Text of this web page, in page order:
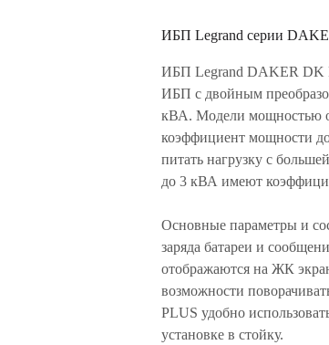
ИБП Legrand серии
ИБП Legrand DAKER DK
ИБП с двойным
кВА. Модели мощностью
коэффициент мощности
питать нагрузку с
до 3 кВА имеют
Основные параметры и
заряда батареи и
отображаются на ЖК
возможности
PLUS удобно
установке в стойку.